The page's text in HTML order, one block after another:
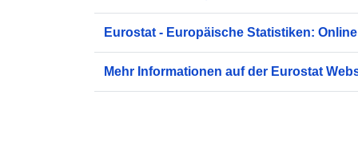
Eurostat - Europäische Statistiken:
Mehr Informationen auf der Eurostat